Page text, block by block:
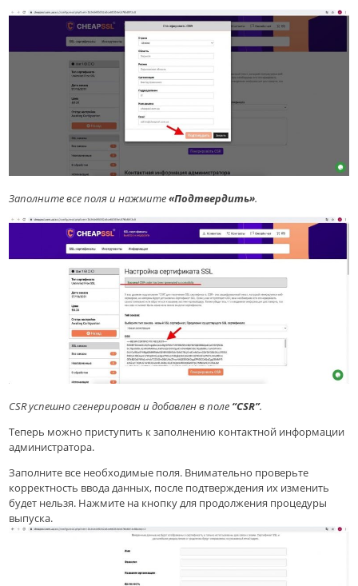
Заполните все поля и нажмите«Подтвердить».
CSR успешно сгенерирован и добавлен в поле “CSR”.
Теперь можно приступить к заполнению контактной информации
администратора.
Заполните все необходимые поля. Внимательно проверьте
корректность ввода данных, после подтверждения их изменить
будет нельзя. Нажмите на кнопку для продолжения процедуры
выпуска.